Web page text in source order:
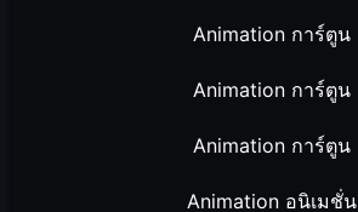
Animation การ์ตูน
Animation การ์ตูน
Animation การ์ตูน
Animation อนิเมชั่น